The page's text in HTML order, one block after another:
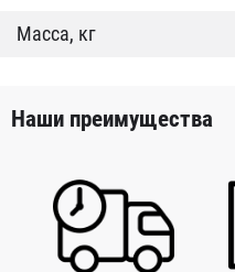
Масса, кг
Наши преимущества